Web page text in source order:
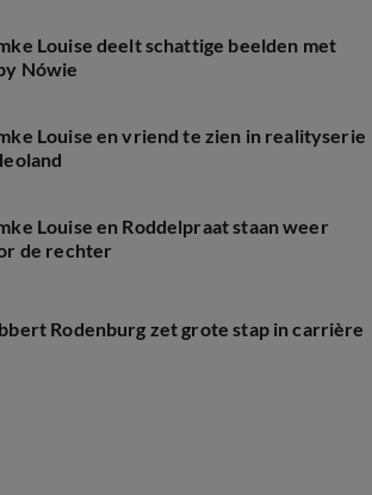
Louise deelt schattige beelden met
Nówie
Louise en vriend te zien in realityserie
Louise en Roddelpraat staan weer
de rechter
Rodenburg zet grote stap in carrière